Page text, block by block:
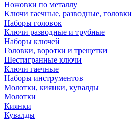
Ножовки по металлу
Ключи гаечные, разводные, головки
Наборы головок
Ключи разводные и трубные
Наборы ключей
Головки, воротки и трещетки
Шестигранные ключи
Ключи гаечные
Наборы инструментов
Молотки, киянки, кувалды
Молотки
Киянки
Кувалды